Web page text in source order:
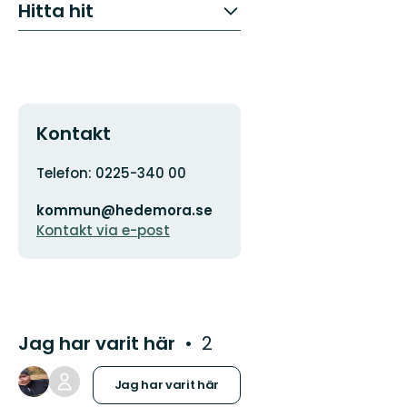
Hitta hit
Kontakt
Adress
Telefon: 0225-340 00
postadress
kommun@hedemora.se
Kontakt via e-post
Jag har varit här 2
Jag har varit här